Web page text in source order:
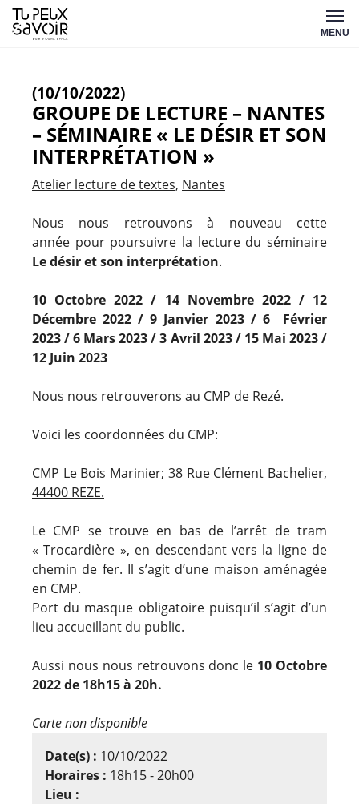
Aller
au
MENU
(10/10/2022)
GROUPE DE LECTURE – NANTES
– SÉMINAIRE « LE DÉSIR ET SON
INTERPRÉTATION »
Atelier lecture de textes Nantes
Nous nous retrouvons à nouveau cette
année pour poursuivre la lecture du séminaire
Le désir et son interprétation.
10 Octobre 2022 / 14Novembre 2022 / 12
Décembre 2022 / 9 Janvier 2023 / 6
Février
2023 / 6 Mars 2023 / 3 Avril 2023 / 15 Mai 2023 /
12 Juin 2023
Nous nous retrouverons au CMP de Rezé.
Voici les coordonnées du CMP:
CMP Le Bois Marinier; 38 Rue Clément Bachelier,
44400 REZE.
Le CMP se trouve en bas de l’arrêt de tram
« Trocardière », en descendant vers la ligne de
chemin de fer. Il s’agit d’une maison aménagée
en CMP.
Port du masque obligatoire puisqu’il s’agit d’un
lieu accueillant du public.
Aussi nous nous retrouvons donc le 10 Octobre
2022 de 18h15 à 20h.
Carte non disponible
Date(s) : 10/10/2022
Horaires : 18h15 - 20h00
Lieu :